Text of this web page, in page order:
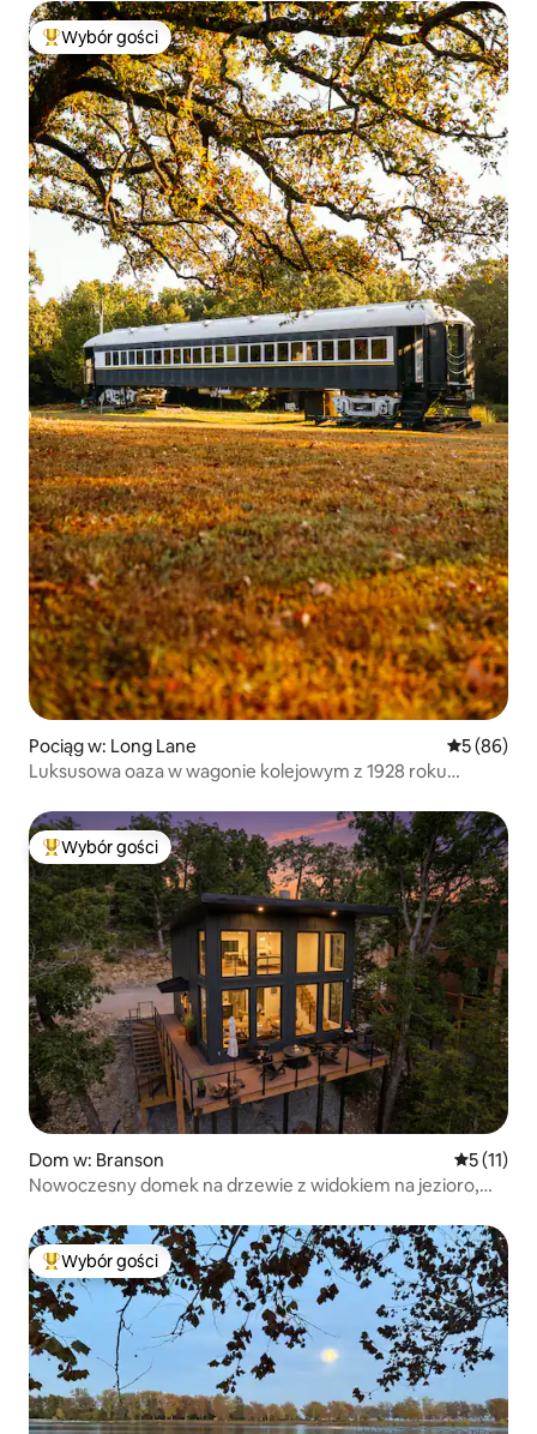
Najpopularniejsze z kategorii Wybór gości
Wybór gości
Pociąg w: Long Lane Średnia
5 (86)
Luksusowa oaza w wagonie kolejowym z 1928 roku
Najpopularniejsze z kategorii Wybór gości
Wybór gości
Dom w: Branson Średnia
5 (11)
Nowoczesny domek na drzewie z widokiem na jezioro,
Najpopularniejsze z kategorii Wybór gości
Wybór gości